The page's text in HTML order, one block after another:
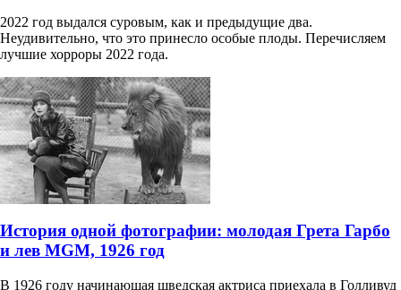
2022 год выдался суровым, как и предыдущие два.
Неудивительно, что это принесло особые плоды. Перечисляем
лучшие хорроры 2022 года.
История одной фотографии: молодая Грета Гарбо
и лев MGM, 1926 год
В 1926 году начинающая шведская актриса приехала в Голливуд